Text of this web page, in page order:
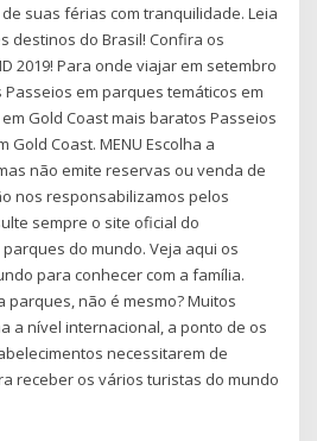
suas férias com tranquilidade. Leia
destinos do Brasil! Confira os
2019! Para onde viajar em setembro
em parques temáticos em
Gold Coast mais baratos Passeios
Coast. MENU Escolha a
não emite reservas ou venda de
nos responsabilizamos pelos
sempre o site oficial do
do mundo. Veja aqui os
para conhecer com a família.
parques, não é mesmo? Muitos
a nível internacional, a ponto de os
necessitarem de
receber os vários turistas do mundo